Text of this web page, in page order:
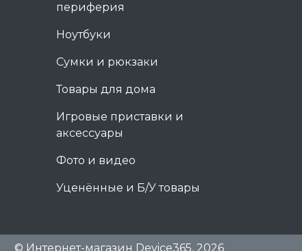
периферия
Ноутбуки
Сумки и рюкзаки
Товары для дома
Игровые приставки и
аксессуары
Фото и видео
Уценённые и Б/У товары
© Интернет-магазин Device365, 2026